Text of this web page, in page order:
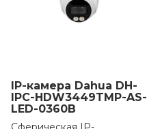
IP-камера Dahua DH-
IPC-HDW3449TMP-AS-
LED-0360B